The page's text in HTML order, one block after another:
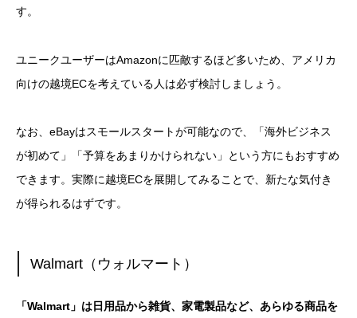
す。
ユニークユーザーはAmazonに匹敵するほど多いため、アメリカ
向けの越境ECを考えている人は必ず検討しましょう。
なお、eBayはスモールスタートが可能なので、「海外ビジネス
が初めて」「予算をあまりかけられない」という方にもおすすめ
できます。実際に越境ECを展開してみることで、新たな気付き
が得られるはずです。
Walmart（ウォルマート）
「Walmart」は日用品から雑貨、家電製品など、あらゆる商品を